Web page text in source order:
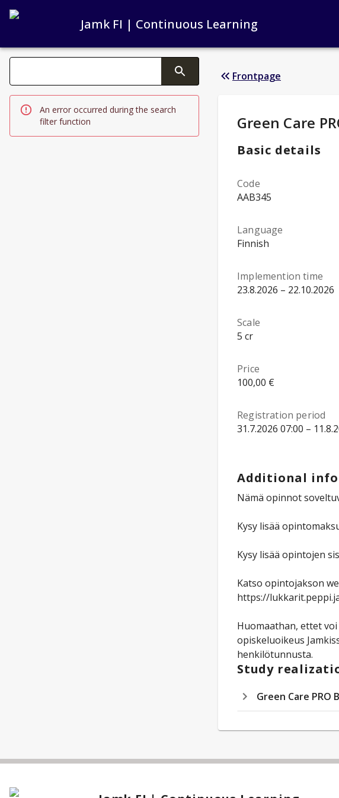
Jamk FI | Continuous Learning
Search filters
Changing the text triggers search
An error occurred during the search
filter function
Frontpage
Study Details:
Green Care
Basic details
Code
AAB345
Language
Finnish
Implemention time
23.8.2026 – 22.10.2026
Scale
5 cr
Price
100,00 €
Registration period
31.7.2026 07:00 –
Additional
Nämä opinnot
Kysy lisää
Kysy lisää opintojen
Katso opintojakson
https://
Huomaathan, ettet
opiskeluoikeus
henkilötunnusta.
Study
Green Care PRO